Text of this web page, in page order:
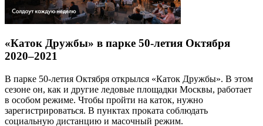
«Каток Дружбы» в парке 50-летия Октября
2020–2021
В парке 50-летия Октября открылся «Каток Дружбы». В этом
сезоне он, как и другие ледовые площадки Москвы, работает
в особом режиме. Чтобы пройти на каток, нужно
зарегистрироваться. В пунктах проката соблюдать
социальную дистанцию и масочный режим.